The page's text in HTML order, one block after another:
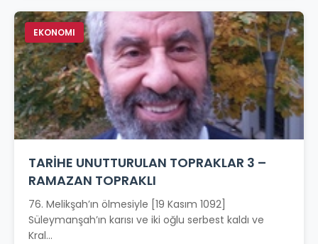
EKONOMI
TARİHE UNUTTURULAN TOPRAKLAR 3 –
RAMAZAN TOPRAKLI
76. Melikşah’ın ölmesiyle [19 Kasım 1092]
Süleymanşah’ın karısı ve iki oğlu serbest kaldı ve
Kral...